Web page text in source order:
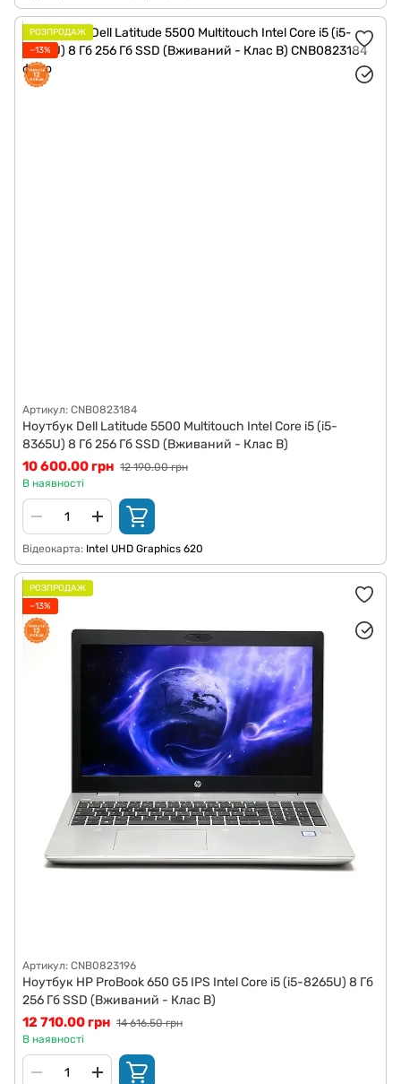
РОЗПРОДАЖ
−13%
Артикул: CNB0823184
Ноутбук Dell Latitude 5500 Multitouch Intel Core i5 (i5-
8365U) 8 Гб 256 Гб SSD (Вживаний - Клас B)
10 600.00 грн 12 190.00 грн
В наявності
Відеокарта Intel UHD Graphics 620
РОЗПРОДАЖ
−13%
Артикул: CNB0823196
Ноутбук HP ProBook 650 G5 IPS Intel Core i5 (i5-8265U) 8 Гб
256 Гб SSD (Вживаний - Клас B)
12 710.00 грн 14 616.50 грн
В наявності